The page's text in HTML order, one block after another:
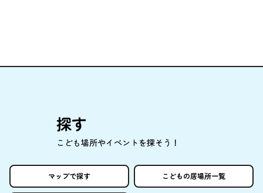
探す
こども場所やイベントを探そう！
マップで探す こどもの居場所一覧